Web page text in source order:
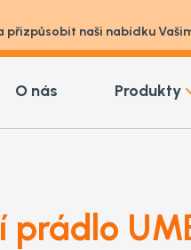
přizpůsobit naši nabídku
O nás Produkty
prádlo